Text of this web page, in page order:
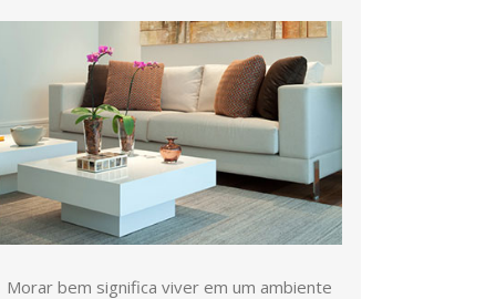
Morar bem significa viver em um ambiente